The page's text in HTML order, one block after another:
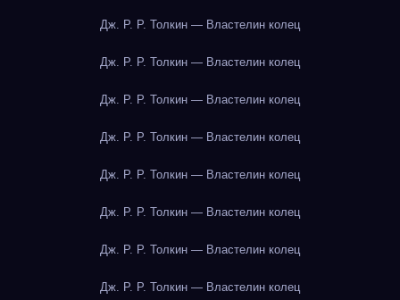
Дж. Р. Р. Толкин — Властелин колец
Дж. Р. Р. Толкин — Властелин колец
Дж. Р. Р. Толкин — Властелин колец
Дж. Р. Р. Толкин — Властелин колец
Дж. Р. Р. Толкин — Властелин колец
Дж. Р. Р. Толкин — Властелин колец
Дж. Р. Р. Толкин — Властелин колец
Дж. Р. Р. Толкин — Властелин колец